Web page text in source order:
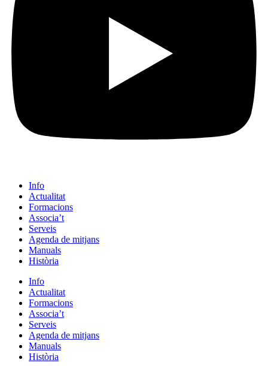
Info
Actualitat
Formacions
Associa’t
Serveis
Agenda de mitjans
Manuals
Història
Info
Actualitat
Formacions
Associa’t
Serveis
Agenda de mitjans
Manuals
Història